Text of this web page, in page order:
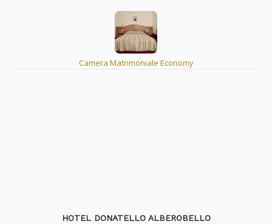
Camera Matrimoniale Economy
HOTEL DONATELLO ALBEROBELLO